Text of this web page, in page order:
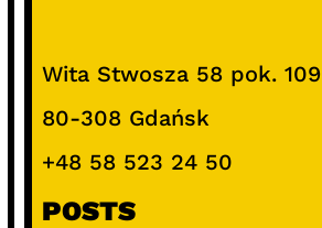
Wita Stwosza 58 pok. 109
80-308 Gdańsk
+48 58 523 24 50
POSTS